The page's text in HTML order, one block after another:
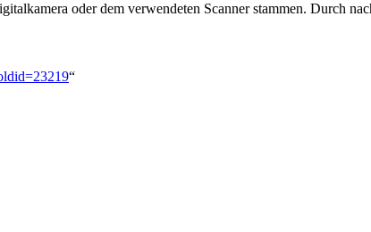
oder dem verwendeten Scanner stammen. Durch
“